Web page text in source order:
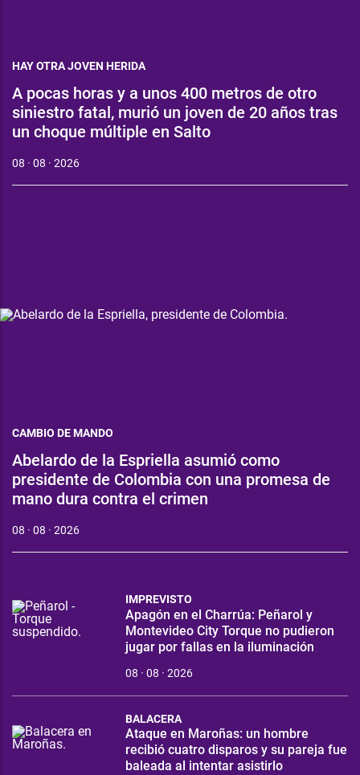
HAY OTRA JOVEN HERIDA
A pocas horas y a unos 400 metros de otro
siniestro fatal, murió un joven de 20 años tras
un choque múltiple en Salto
08 · 08 · 2026
CAMBIO DE MANDO
Abelardo de la Espriella asumió como
presidente de Colombia con una promesa de
mano dura contra el crimen
08 · 08 · 2026
IMPREVISTO
Apagón en el Charrúa: Peñarol y
Montevideo City Torque no pudieron
jugar por fallas en la iluminación
08 · 08 · 2026
BALACERA
Ataque en Maroñas: un hombre
recibió cuatro disparos y su pareja fue
baleada al intentar asistirlo